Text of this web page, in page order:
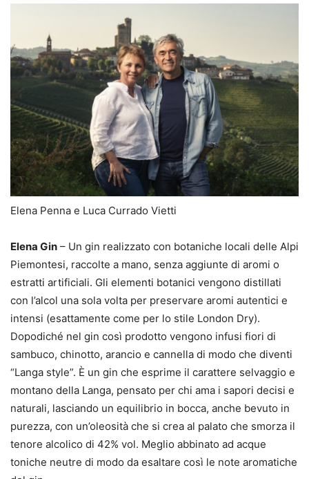
Elena Penna e Luca Currado Vietti
Elena Gin – Un gin realizzato con botaniche locali delle Alpi
Piemontesi, raccolte a mano, senza aggiunte di aromi o
estratti artificiali. Gli elementi botanici vengono distillati
con l’alcol una sola volta per preservare aromi autentici e
intensi (esattamente come per lo stile London Dry).
Dopodiché nel gin così prodotto vengono infusi fiori di
sambuco, chinotto, arancio e cannella di modo che diventi
“Langa style”. È un gin che esprime il carattere selvaggio e
montano della Langa, pensato per chi ama i sapori decisi e
naturali, lasciando un equilibrio in bocca, anche bevuto in
purezza, con un’oleosità che si crea al palato che smorza il
tenore alcolico di 42% vol. Meglio abbinato ad acque
toniche neutre di modo da esaltare così le note aromatiche